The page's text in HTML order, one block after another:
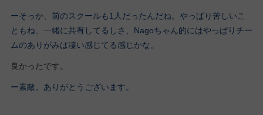
ーそっか、前のスクールも1人だったんだね。やっぱり苦しいこ
ともね、一緒に共有してるしさ、Nagoちゃん的にはやっぱりチー
ムのありがみは凄い感じてる感じかな。
良かったです。
ー素敵。ありがとうございます。